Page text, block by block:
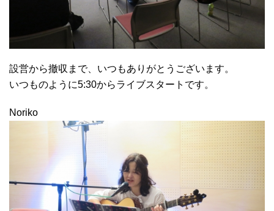
設営から撤収まで、いつもありがとうございます。
いつものように5:30からライブスタートです。
Noriko